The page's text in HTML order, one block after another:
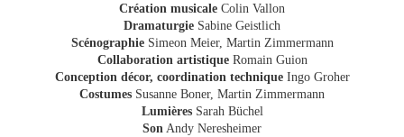
Création musicale Colin Vallon
Dramaturgie Sabine Geistlich
Scénographie Simeon Meier, Martin Zimmermann
Collaboration artistiqueRomain Guion
Conception décor, coordination techniqueIngo Groher
Costumes Susanne Boner, Martin Zimmermann
LumièresSarah Büchel
Son Andy Neresheimer